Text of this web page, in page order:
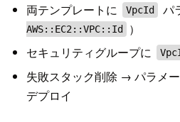
両テンプレートに VpcId パ
AWS::EC2::VPC::Id
）
セキュリティグループに
失敗スタック削除 → パラメ
デプロイ